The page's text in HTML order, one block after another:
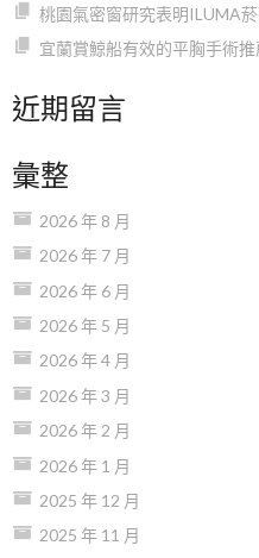
桃園氣密窗研究表明ILUMA
宜蘭賞鯨船有效的平胸手術
近期留言
彙整
2026 年 8 月
2026 年 7 月
2026 年 6 月
2026 年 5 月
2026 年 4 月
2026 年 3 月
2026 年 2 月
2026 年 1 月
2025 年 12 月
2025 年 11 月